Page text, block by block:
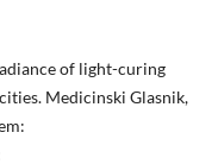
of light-curing
Medicinski Glasnik,